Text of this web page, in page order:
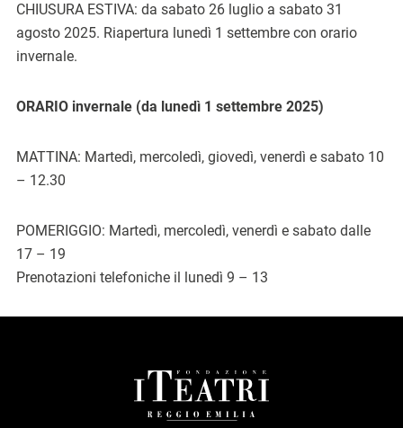
CHIUSURA ESTIVA: da sabato 26 luglio a sabato 31
agosto 2025. Riapertura lunedì 1 settembre con orario
invernale.
ORARIO invernale (da lunedì 1 settembre 2025)
MATTINA: Martedì, mercoledì, giovedì, venerdì e sabato 10
– 12.30
POMERIGGIO: Martedì, mercoledì, venerdì e sabato dalle
17 – 19
Prenotazioni telefoniche il lunedì 9 – 13